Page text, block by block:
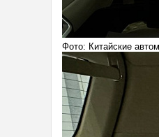
Фото: Китайские